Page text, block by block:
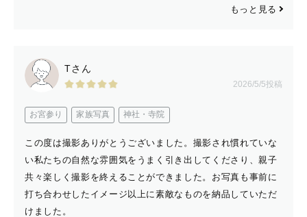
埼玉 /  群馬  ： ￥2,000
東京 / 千葉 ：￥3,000
神奈川 ：￥4,000
場所により変動があります。
別途入場料や駐車場代を頂戴することがございます。
もっと見る
Tさん
2026/5/5投稿
お宮参り 家族写真 神社・寺院
この度は撮影ありがとうございました。撮影され慣れていな
い私たちの自然な雰囲気をうまく引き出してくださり、親子
共々楽しく撮影を終えることができました。お写真も事前に
打ち合わせしたイメージ以上に素敵なものを納品していただ
けました。